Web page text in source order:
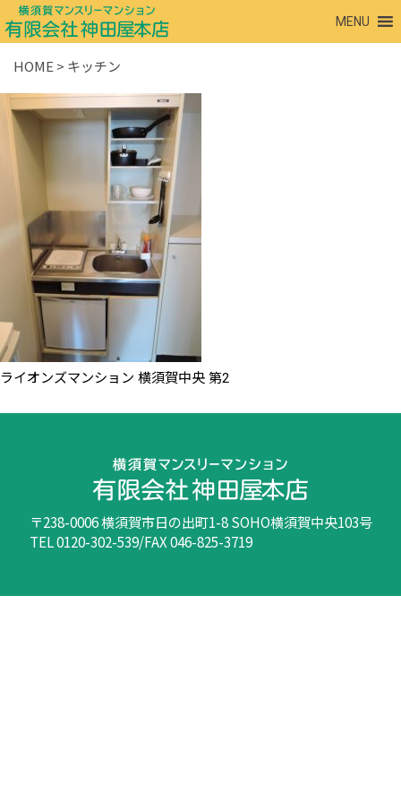
MENU
HOME > キッチン
ライオンズマンション 横須賀中央 第2
〒238-0006 横須賀市日の出町1-8 SOHO横須賀中央103号
TEL 0120-302-539/FAX 046-825-3719